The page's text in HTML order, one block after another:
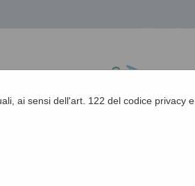
ai sensi dell'art. 122 del codice privacy e